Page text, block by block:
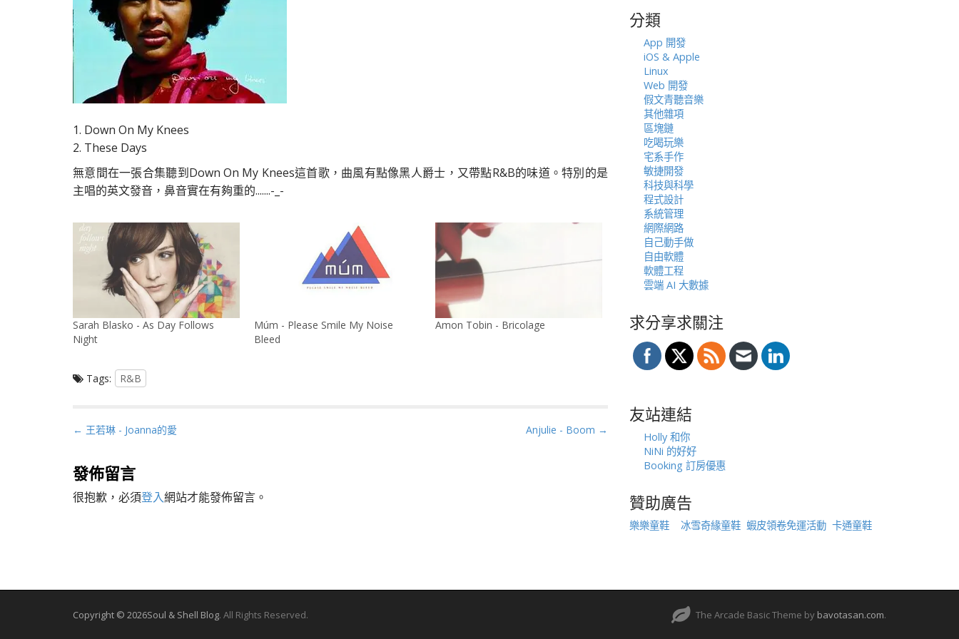
1. Down On My Knees
2. These Days
無意間在一張合集聽到Down On My Knees這首歌，曲風有點像黑人爵士，又帶點R&B的味道。特別的是
主唱的英文發音，鼻音實在有夠重的.......-_-
Sarah Blasko - As Day Follows
Night
Múm - Please Smile My Noise
Bleed
Amon Tobin - Bricolage
Tags: R&B
P
s
t
n
i
← 王若琳 - Joanna的愛 Anjulie - Boom →
發佈留言
很抱歉，必須登入網站才能發佈留言。
字:
分類
App 開發
iOS & Apple
Linux
Web 開發
假文青聽音樂
其他雜項
區塊鏈
吃喝玩樂
宅系手作
敏捷開發
科技與科學
程式設計
系統管理
網際網路
自己動手做
自由軟體
軟體工程
雲端 AI 大數據
求分享求關注
友站連結
Holly 和你
NiNi 的好好
Booking 訂房優惠
贊助廣告
樂樂童鞋 冰雪奇緣童鞋 蝦皮領卷免運活動 卡通童鞋
Copyright © 2026Soul & Shell Blog. All Rights Reserved. The Arcade Basic Theme by bavotasan.com.